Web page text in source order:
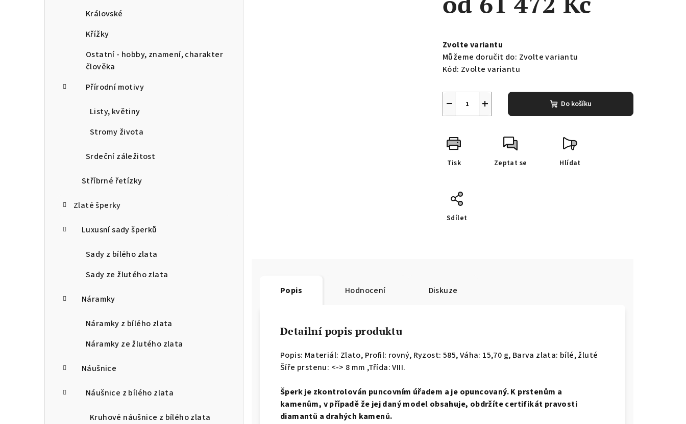
Královské
Křížky
Ostatní - hobby, znamení, charakter
člověka
Přírodní motivy
Listy, květiny
Stromy života
Srdeční záležitost
Stříbrné řetízky
Zlaté šperky
Luxusní sady šperků
Sady z bílého zlata
Sady ze žlutého zlata
Náramky
Náramky z bílého zlata
Náramky ze žlutého zlata
Náušnice
Náušnice z bílého zlata
Kruhové náušnice z bílého zlata
cena:
Zvolte variantu
Můžeme doručit do: Zvolte variantu
Kód: Zvolte variantu
+
− Do košíku
Tisk Zeptat se Hlídat
Sdílet
Popis Hodnocení Diskuze
Detailní popis produktu
Popis: Materiál: Zlato, Profil: rovný, Ryzost: 585, Váha: 15,70 g, Barva zlata: bílé, žluté
Šíře prstenu: <-> 8 mm ,Třída: VIII.
Šperk je zkontrolován puncovním úřadem a je opuncovaný. K prstenům a
kamenům, v případě že jej daný model obsahuje, obdržíte certifikát pravosti
diamantů a drahých kamenů.